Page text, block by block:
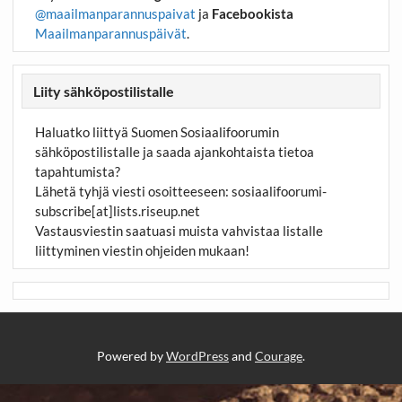
@maailmanparannuspaivat ja Facebookista
Maailmanparannuspäivät.
Liity sähköpostilistalle
Haluatko liittyä Suomen Sosiaalifoorumin
sähköpostilistalle ja saada ajankohtaista tietoa
tapahtumista?
Lähetä tyhjä viesti osoitteeseen: sosiaalifoorumi-
subscribe[at]lists.riseup.net
Vastausviestin saatuasi muista vahvistaa listalle
liittyminen viestin ohjeiden mukaan!
Powered byWordPressand Courage.